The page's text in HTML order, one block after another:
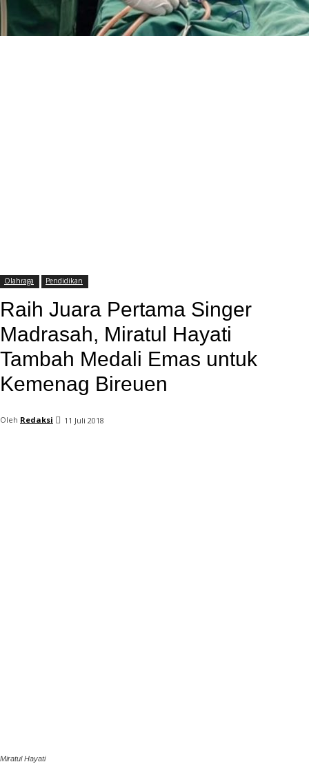
Olahraga Pendidikan
Raih Juara Pertama Singer
Madrasah, Miratul Hayati
Tambah Medali Emas untuk
Kemenag Bireuen
Oleh Redaksi 11 Juli 2018
Miratul Hayati